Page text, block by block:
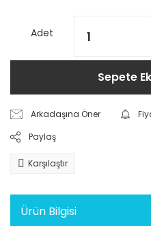
Adet
Sepete
Arkadaşına Öner
Paylaş
Karşılaştır
Ürün Bilgisi